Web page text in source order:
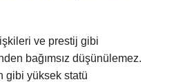
ve prestij gibi
bağımsız düşünülemez.
gibi yüksek statü